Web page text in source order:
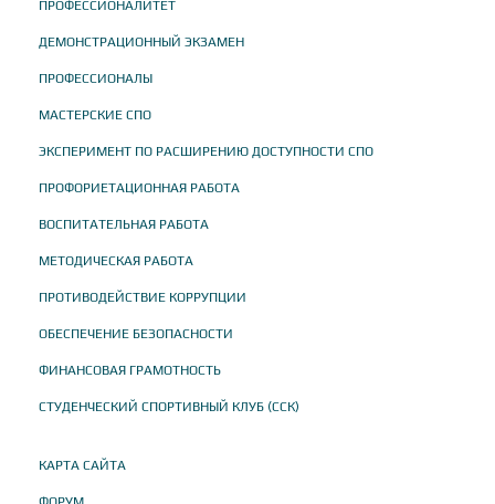
ПРОФЕССИОНАЛИТЕТ
ДЕМОНСТРАЦИОННЫЙ ЭКЗАМЕН
ПРОФЕССИОНАЛЫ
МАСТЕРСКИЕ СПО
ЭКСПЕРИМЕНТ ПО РАСШИРЕНИЮ ДОСТУПНОСТИ СПО
ПРОФОРИЕТАЦИОННАЯ РАБОТА
ВОСПИТАТЕЛЬНАЯ РАБОТА
МЕТОДИЧЕСКАЯ РАБОТА
ПРОТИВОДЕЙСТВИЕ КОРРУПЦИИ
ОБЕСПЕЧЕНИЕ БЕЗОПАСНОСТИ
ФИНАНСОВАЯ ГРАМОТНОСТЬ
СТУДЕНЧЕСКИЙ СПОРТИВНЫЙ КЛУБ (ССК)
КАРТА САЙТА